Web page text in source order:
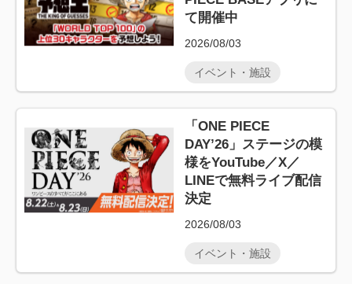
て開催中
2026/08/03
イベント・施設
「ONE PIECE
DAY’26」ステージの模
様をYouTube／X／
LINEで無料ライブ配信
決定
2026/08/03
イベント・施設